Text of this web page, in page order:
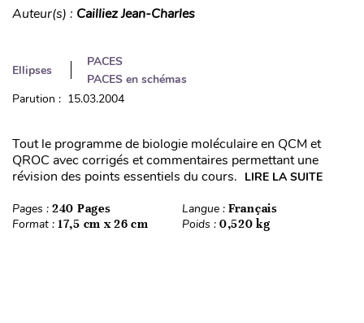
Auteur(s) : Cailliez Jean-Charles
Ellipses
PACES
PACES en schémas
Parution : 15.03.2004
Tout le programme de biologie moléculaire en QCM et
QROC avec corrigés et commentaires permettant une
révision des points essentiels du cours. LIRE LA SUITE
Pages : 240 Pages Langue : Français
Format : 17,5 cm x 26 cm Poids : 0,520 kg